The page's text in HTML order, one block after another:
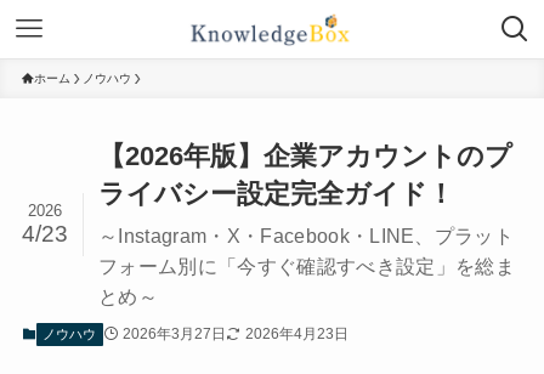
ホーム ノウハウ
【2026年版】企業アカウントのプ
ライバシー設定完全ガイド！
～Instagram・X・Facebook・LINE、プラット
フォーム別に「今すぐ確認すべき設定」を総ま
とめ～
2026
4/23
ノウハウ 2026年3月27日 2026年4月23日